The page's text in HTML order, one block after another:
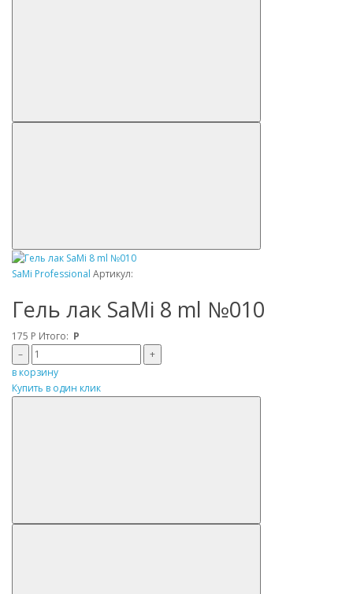
SaMi Professional Артикул:
Гель лак SaMi 8 ml №010
175 Р Итого: Р
–
+
в корзину
Купить в один клик